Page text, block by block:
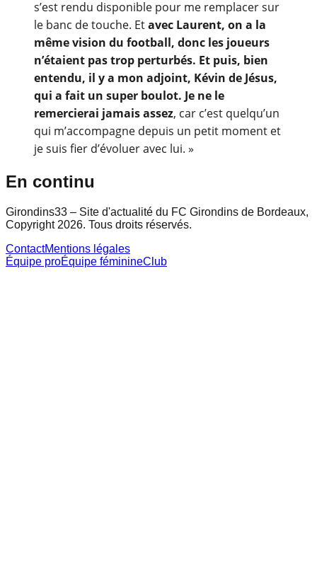
s’est rendu disponible pour me remplacer sur
le banc de touche. Etavec Laurent, on a la
même vision du football, donc les joueurs
n’étaient pas trop perturbés. Et puis, bien
entendu, il y a mon adjoint, Kévin de Jésus,
qui a fait un super boulot. Je ne le
remercierai jamais assez, car c’est quelqu’un
qui m’accompagne depuis un petit moment et
je suis fier d’évoluer avec lui. »
En continu
Girondins33 – Site d'actualité du FC Girondins de Bordeaux,
Copyright 2026. Tous droits réservés.
ContactMentions légales
Équipe proÉquipe féminineClub